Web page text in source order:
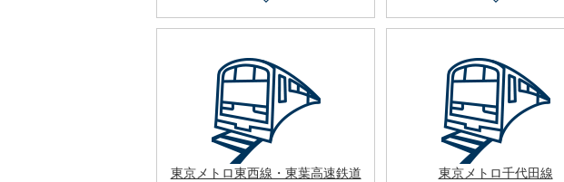
東京メトロ東西線・東葉高速鉄道 東京メトロ千代田線